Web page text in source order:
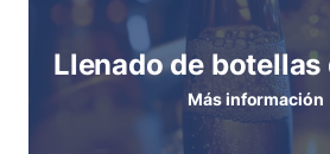
Llenado de botellas
Más información